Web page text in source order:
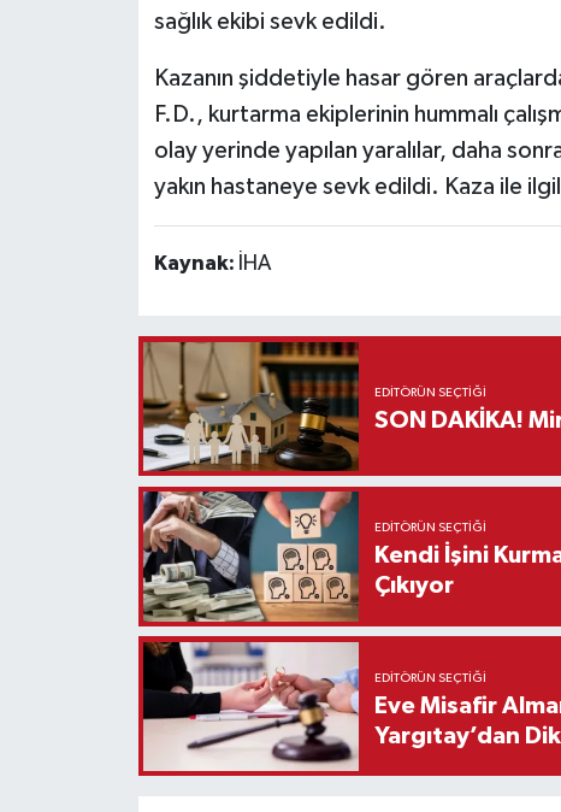
sağlık ekibi sevk edildi.
Kazanın şiddetiyle hasar gören
F.D., kurtarma ekiplerinin hummalı
olay yerinde yapılan yaralılar, daha
yakın hastaneye sevk edildi. Kaza ile
Kaynak: İHA
EDITÖRÜN SEÇTIĞI
EDITÖRÜN SEÇTIĞI
Kendi İşini
Çıkıyor
EDITÖRÜN SEÇTIĞI
Eve Misafir
Yargıtay’dan
Resmi İlanlar
Teknoloji
Vefat Haberleri